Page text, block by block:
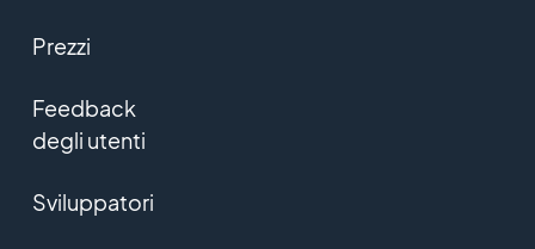
Prezzi
Feedback
degli utenti
Sviluppatori